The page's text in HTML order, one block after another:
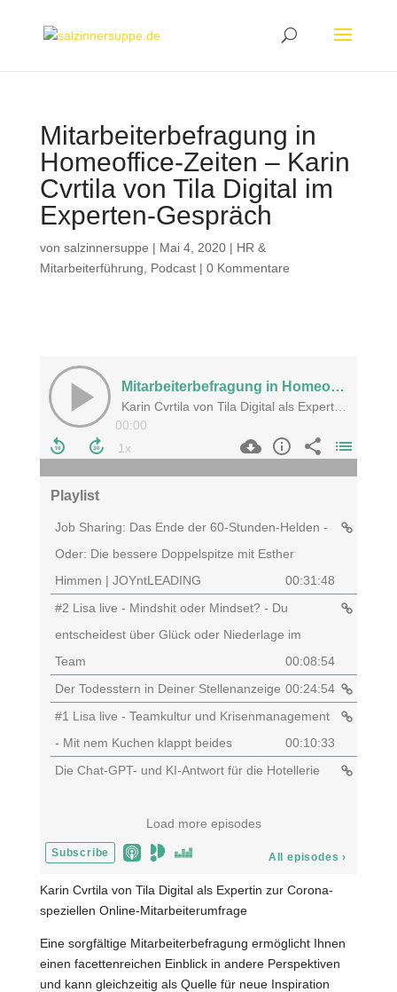
Mitarbeiterbefragung in
Homeoffice-Zeiten – Karin
Cvrtila von Tila Digital im
Experten-Gespräch
von salzinnersuppe | Mai 4, 2020| HR &
Mitarbeiterführung
Podcast| 0 Kommentare
Karin Cvrtila von Tila Digital als Expertin zur Corona-
speziellen Online-Mitarbeiterumfrage
Eine sorgfältige Mitarbeiterbefragung ermöglicht Ihnen
einen facettenreichen Einblick in andere Perspektiven
und kann gleichzeitig als Quelle für neue Inspiration